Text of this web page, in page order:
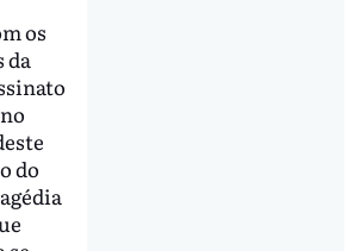
os
da
do